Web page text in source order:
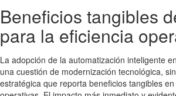
Beneficios tangibles
para la eficiencia
La adopción de la automatización inteligente
una cuestión de modernización tecnológica,
estratégica que reporta beneficios tangibles